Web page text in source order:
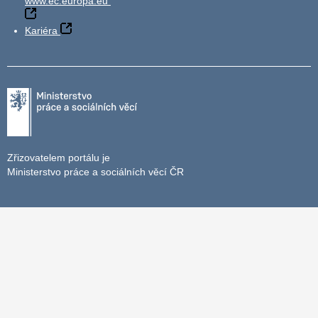
Kariéra
Zřizovatelem portálu je
Ministerstvo práce a sociálních věcí ČR